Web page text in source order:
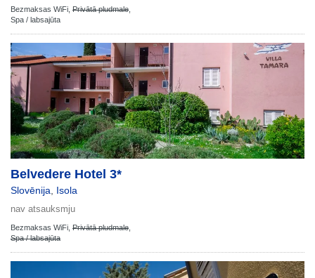
Bezmaksas WiFi, Privātā pludmale
Spa / labsajūta
Belvedere Hotel 3*
Slovēnija Isola
nav atsauksmju
Bezmaksas WiFi, Privātā pludmale
Spa / labsajūta